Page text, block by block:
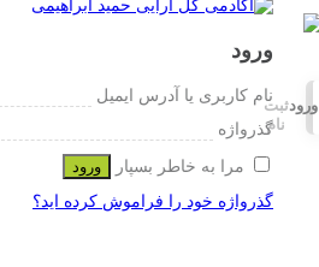
ورودثبت
نام
ورود
نام کاربری یا آدرس ایمیل
گذرواژه
مرا به خاطر بسپار
ورود
گذرواژه خود را فراموش کرده اید؟